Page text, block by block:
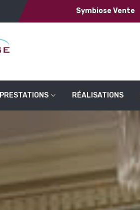
Symbiose Vente
PRESTATIONS RÉALISATIONS